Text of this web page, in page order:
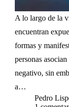
A lo largo de la
encuentran
formas y
personas
negativo, sin
a…
Pedro